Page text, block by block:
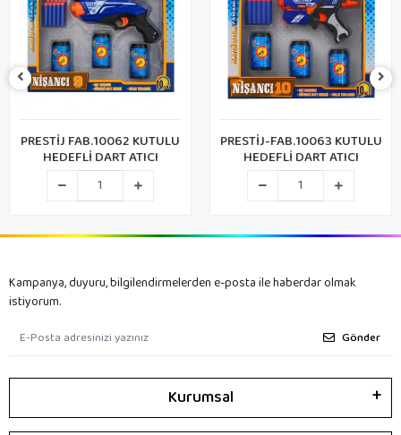
PRESTİJ FAB.10062 KUTULU
HEDEFLİ DART ATICI
PRESTİJ-FAB.10063 KUTULU
HEDEFLİ DART ATICI
Kampanya, duyuru, bilgilendirmelerden e-posta ile haberdar olmak
istiyorum.
Gönder
Kurumsal